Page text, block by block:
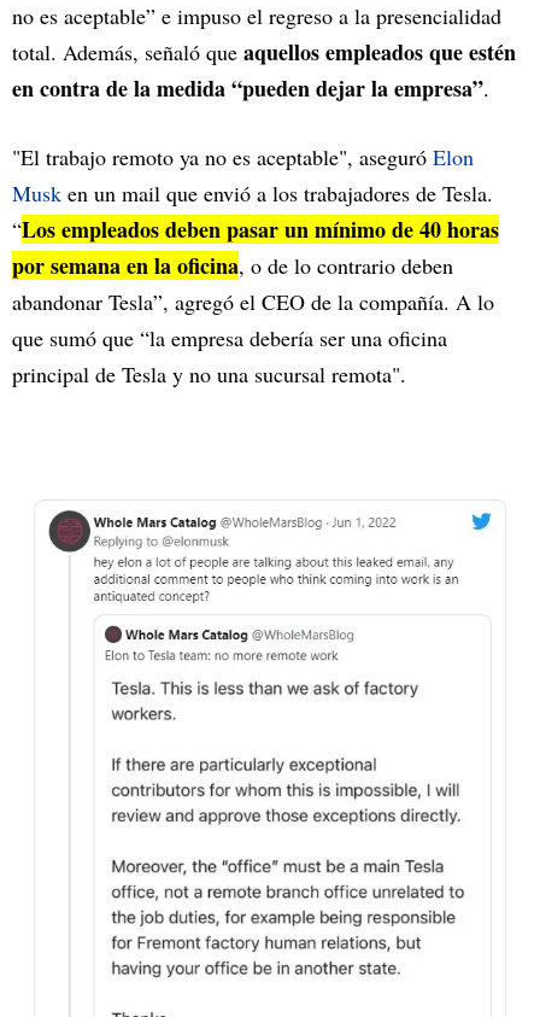
no es aceptable” e impuso el regreso a la presencialidad
total. Además, señaló que aquellos empleados que estén
en contra de la medida “pueden dejar la empresa”.
"El trabajo remoto ya no es aceptable", aseguró Elon
Musk en un mail que envió a los trabajadores de Tesla.
“Los empleados deben pasar un mínimo de 40 horas
por semana en la oficina, o de lo contrario deben
abandonar Tesla”, agregó el CEO de la compañía. A lo
que sumó que “la empresa debería ser una oficina
principal de Tesla y no una sucursal remota".